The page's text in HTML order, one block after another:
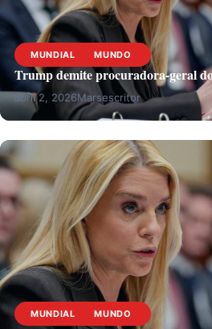
MUNDIAL MUNDO
Trump demite procuradora-geral
abril 2, 2026Marsescritor
MUNDIAL MUNDO